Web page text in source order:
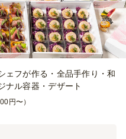
ェフが作る・全品手作り・和
ナル容器・デザート
円〜）